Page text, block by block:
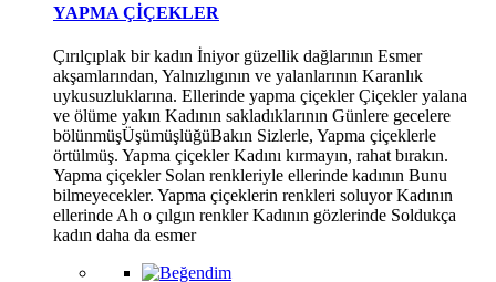
YAPMA ÇİÇEKLER
Çırılçıplak bir kadın İniyor güzellik dağlarının Esmer
akşamlarından, Yalnızlıgının ve yalanlarının Karanlık
uykusuzluklarına. Ellerinde yapma çiçekler Çiçekler yalana
ve ölüme yakın Kadının sakladıklarının Günlere gecelere
bölünmüşÜşümüşlüğüBakın Sizlerle, Yapma çiçeklerle
örtülmüş. Yapma çiçekler Kadını kırmayın, rahat bırakın.
Yapma çiçekler Solan renkleriyle ellerinde kadının Bunu
bilmeyecekler. Yapma çiçeklerin renkleri soluyor Kadının
ellerinde Ah o çılgın renkler Kadının gözlerinde Soldukça
kadın daha da esmer
*